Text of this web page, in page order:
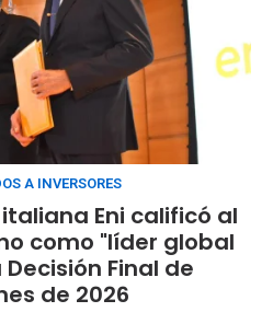
A INVERSORES
Eni calificó al
como "líder global
Decisión Final de
de 2026